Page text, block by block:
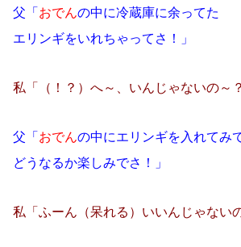
父「 おでんの中に冷蔵庫に余ってた
エリンギをいれちゃってさ！」
私「（！？）へ～、いんじゃないの～？
父「 おでんの中にエリンギを入れてみ
どうなるか楽しみでさ！」
私「ふーん（呆れる）いいんじゃない